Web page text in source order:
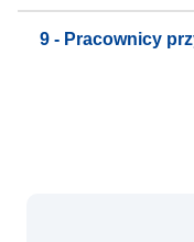
9 - Pracownicy